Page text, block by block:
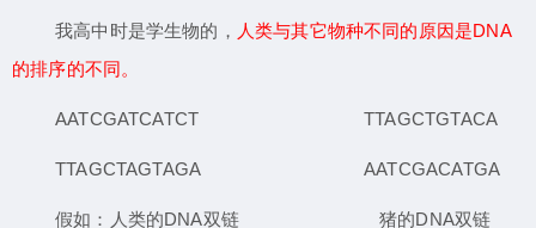
我高中时是学生物的， 人类与其它物种不同的原因是DNA
的排序的不同。
AATCGATCATCT TTAGCTGTACA
TTAGCTAGTAGA AATCGACATGA
假如：人类的DNA双链 猪的DNA双链